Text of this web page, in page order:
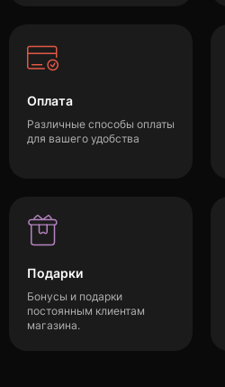
Оплата
Различные способы оплаты
для вашего удобства
Подарки
Бонусы и подарки
постоянным клиентам
магазина.